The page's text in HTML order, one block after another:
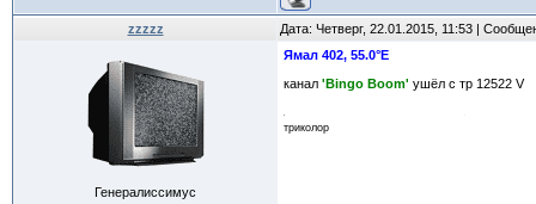
zzzzz Дата: Четверг, 22.01.2015, 11:53 |
Генералиссимус
Ямал 402, 55.0°E
канал 'Bingo Boom' ушёл с тр 12522 V
триколор